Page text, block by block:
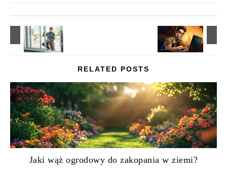
RELATED POSTS
Jaki wąż ogrodowy do zakopania w ziemi?